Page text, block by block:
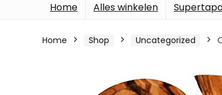
Home Alles winkelen
Home Shop Uncategorized